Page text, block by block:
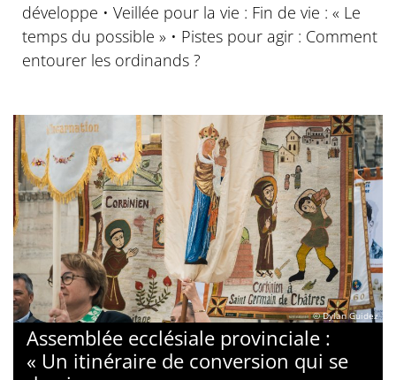
développe • Veillée pour la vie : Fin de vie : « Le
temps du possible » • Pistes pour agir : Comment
entourer les ordinands ?
© Dylan Guidez
Assemblée ecclésiale provinciale :
« Un itinéraire de conversion qui se